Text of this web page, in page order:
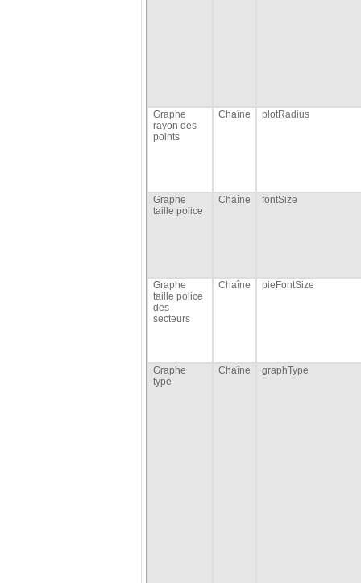
Graphe
rayon des
points
Chaîne plotRadius
Graphe
taille police
Chaîne fontSize
Graphe
taille police
des
secteurs
Chaîne pieFontSize
Graphe
type
Chaîne graphType